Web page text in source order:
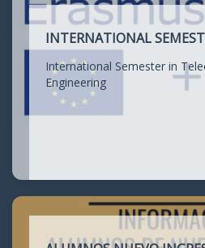
INTERNATIONAL
International Semester in
Engineering